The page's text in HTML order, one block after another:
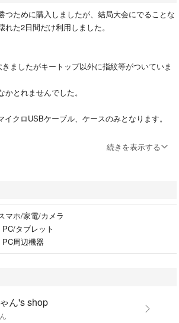
つために購入しましたが、結局大会にでることな
れた2日間だけ利用しました。
ましたがキートップ以外に指紋等がついていま
かとれませんでした。
クロUSBケーブル、ケースのみとなります。
続きを表示する
マホ/家電/カメラ
PC/タブレット
PC周辺機器
ん's shop